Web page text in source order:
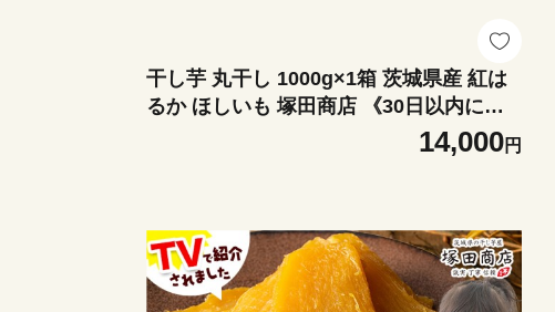
干し芋 丸干し 1000g×1箱 茨城県産 紅は
るか ほしいも 塚田商店 《30日以内に出
荷予定(土日祝除く)》干し芋 干しいも さ
つまいも サツマイモ さつま芋 お菓子 ス
14,000円